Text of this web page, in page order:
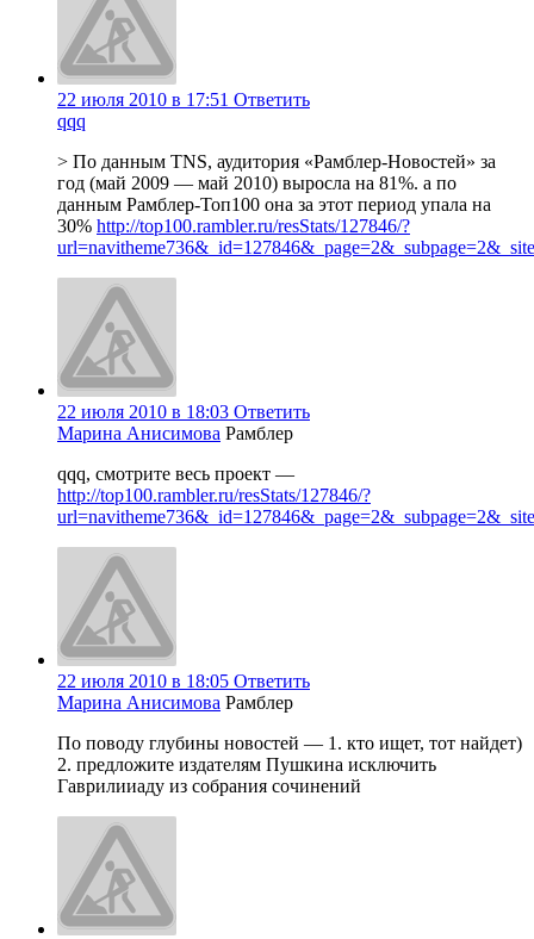
22 июля 2010 в 17:51 Ответить
qqq
> По данным TNS, аудитория «Рамблер-Новостей» за
год (май 2009 — май 2010) выросла на 81%. а по
данным Рамблер-Топ100 она за этот период упала на
30% http://top100.rambler.ru/resStats/127846/?
22 июля 2010 в 18:03 Ответить
Марина Анисимова Рамблер
qqq, смотрите весь проект —
http://top100.rambler.ru/resStats/127846/?
22 июля 2010 в 18:05 Ответить
Марина Анисимова Рамблер
По поводу глубины новостей — 1. кто ищет, тот найдет)
2. предложите издателям Пушкина исключить
Гаврилииаду из собрания сочинений